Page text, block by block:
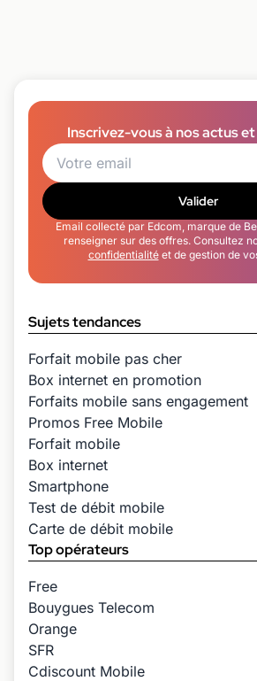
Inscrivez-vous à nos actus
Valider
Email collecté par Edcom, marque de
renseigner sur des offres. Consultez
confidentialitéet de gestion de
Sujets tendances
Forfait mobile pas cher
Box internet en promotion
Forfaits mobile sans engagement
Promos Free Mobile
Forfait mobile
Box internet
Smartphone
Test de débit mobile
Carte de débit mobile
Top opérateurs
Free
Bouygues Telecom
Orange
SFR
Cdiscount Mobile